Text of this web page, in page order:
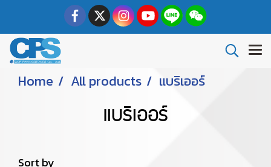
Home All products แบริเออร์
แบริเออร์
Sort by